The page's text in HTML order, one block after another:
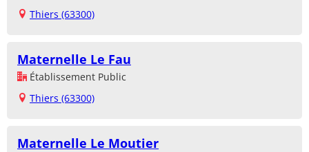
Thiers (63300)
Maternelle Le Fau
Établissement Public
Thiers (63300)
Maternelle Le Moutier